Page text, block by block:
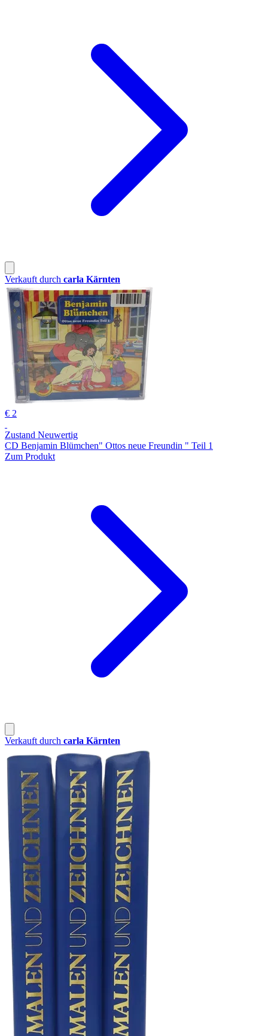
Verkauft durch carla Kärnten
€ 2
Zustand Neuwertig
CD Benjamin Blümchen" Ottos neue Freundin " Teil 1
Zum Produkt
Verkauft durch carla Kärnten